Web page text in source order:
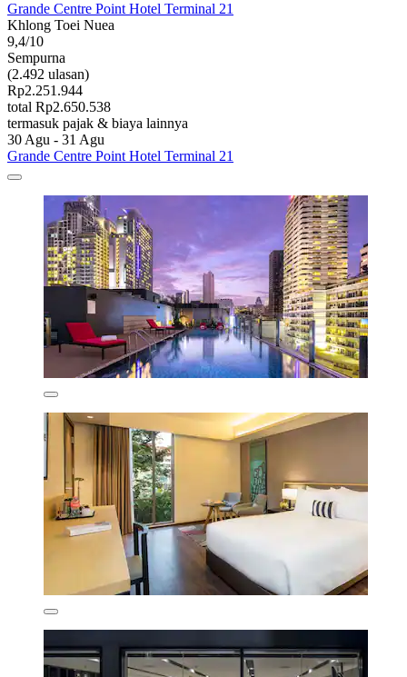
Grande Centre Point Hotel Terminal 21
Khlong Toei Nuea
9,4/10
Sempurna
(2.492 ulasan)
Rp2.251.944
total Rp2.650.538
termasuk pajak & biaya lainnya
30 Agu - 31 Agu
Grande Centre Point Hotel Terminal 21